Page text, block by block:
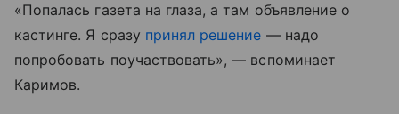
«Попалась газета на глаза, а там объявление о
кастинге. Я сразу принял решение — надо
попробовать поучаствовать», — вспоминает
Каримов.